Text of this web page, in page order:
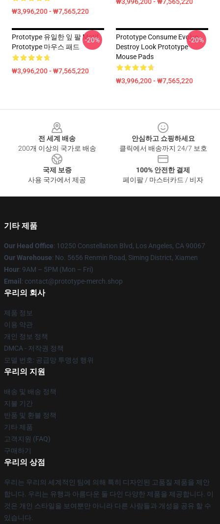
₩3,996,200 - ₩7,565,220
Prototype 유일한 잎 팔 Motif
Prototype 마우스 패드
₩3,996,200 - ₩7,565,220
-20%
Prototype Consume Evolve
Destroy Look Prototype
Mouse Pads
₩3,996,200 - ₩7,565,220
-20%
전 세계 배송
200개 이상의 국가로 배송
안심하고 쇼핑하세요
클릭에서 배송까지 24/7 보호
국제 보증
사용 국가에서 제공
100% 안전한 결제
페이팔 / 마스터카드 / 비자
기타 제품
Our Head Office: 10250 Constellation Blvd, Los Angeles, CA 90067
Our Warehouse: No. 5656 Renmin Road, Siming District, Xiamen
Hour: 9AM – 5PM (Mon – Fri)
Email : contact@prototype-merch.shop
우리의 회사
제품 정보
이용 약관
개인 정보 정책
DMCA - 저작권 정책
모델 번호: 공급망 투명성 행위
우리의 지원
배송 및 배송 정책
지불 기간
반품 및 환불 정책
기타 제품
고객지원 (FAQ)
구매하기
우리의 상점
우리는 우리의 세계적인 팀에 의해 특히 디자인된 고품질 제품을 제안
합니다. 우리는 유행과 아름다운 둘 다인 다양한 제품을 제공합니다. 이
것은 개인 스타일을 보여뿐만 아니라 다른 사람들과 개성을 공유 할 수
있습니다.